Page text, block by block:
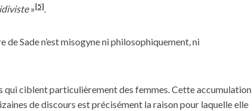
»[5]
Sade n’est misogyne ni philosophiquement, ni
qui ciblent particulièrement des femmes. Cette accumulation
de discours est précisément la raison pour laquelle elle